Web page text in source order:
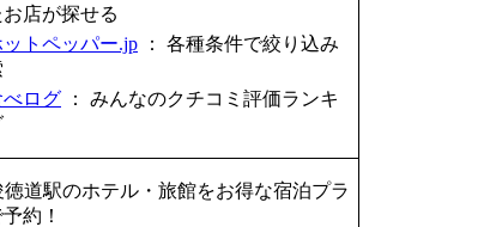
お店が探せる
ットペッパー.jp ： 各種条件で絞り込み
べログ ： みんなのクチコミ評価ランキ
徳道駅のホテル・旅館をお得な宿泊プラ
約！